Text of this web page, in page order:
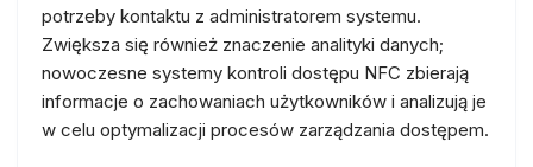
potrzeby kontaktu z administratorem systemu.
Zwiększa się również znaczenie analityki danych;
nowoczesne systemy kontroli dostępu NFC zbierają
informacje o zachowaniach użytkowników i analizują je
w celu optymalizacji procesów zarządzania dostępem.